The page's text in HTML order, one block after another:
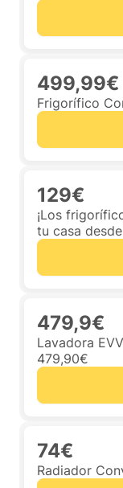
499,99€
Frigorífico
129€
¡Los
tu casa
479,9€
Lavadora
479,90€
74€
Radiador